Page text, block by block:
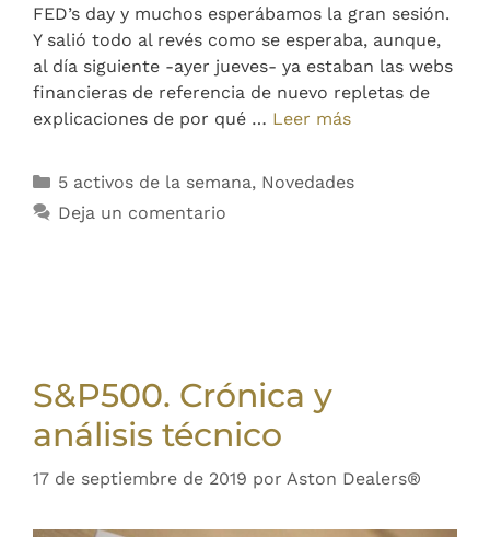
FED’s day y muchos esperábamos la gran sesión.
Y salió todo al revés como se esperaba, aunque,
al día siguiente -ayer jueves- ya estaban las webs
financieras de referencia de nuevo repletas de
explicaciones de por qué … Leer más
5 activos de la semana, Novedades
Deja un comentario
S&P500. Crónica y
análisis técnico
17 de septiembre de 2019 por Aston Dealers®